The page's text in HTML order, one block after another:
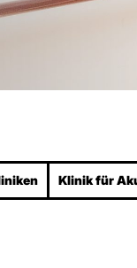
Klinik für